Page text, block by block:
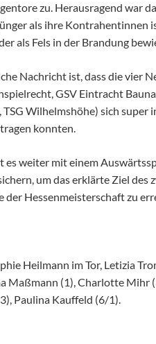
zu. Herausragend war
als ihre Kontrahentinnen
als Fels in der Brandung
Nachricht ist, dass die vier
GSV Eintracht
Wilhelmshöhe) sich super
konnten.
es weiter mit einem
um das erklärte Ziel
der Hessenmeisterschaft zu
Heilmann im Tor, Letizia
Maßmann (1), Charlotte Mihr
Paulina Kauffeld (6/1).